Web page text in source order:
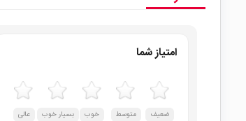
امتیاز شما
ضعیف متوسط خوب بسیار خوب عالی